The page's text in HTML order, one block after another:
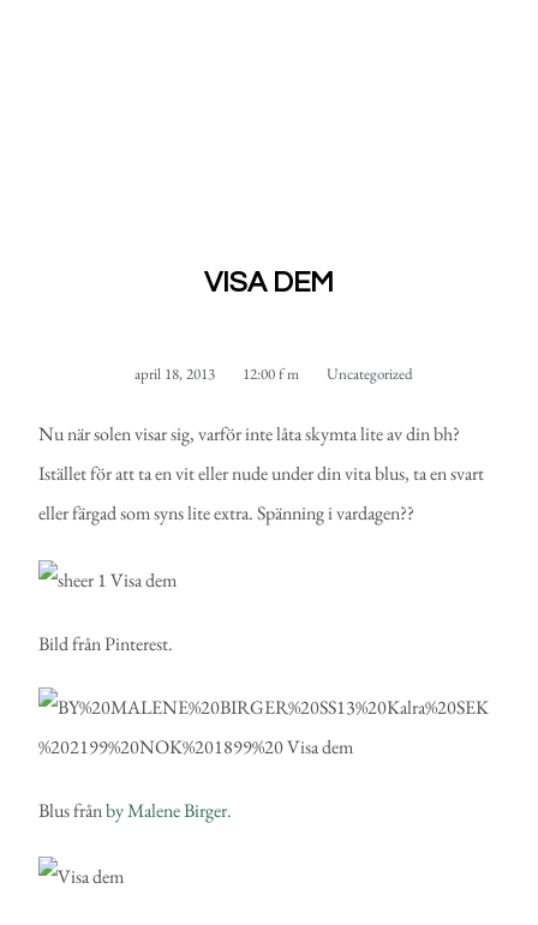
VISA DEM
april 18, 2013 12:00 f m Uncategorized
Nu när solen visar sig, varför inte låta skymta lite av din bh?
Istället för att ta en vit eller nude under din vita blus, ta en svart
eller färgad som syns lite extra. Spänning i vardagen??
Bild från Pinterest.
Blus frånby Malene Birger.